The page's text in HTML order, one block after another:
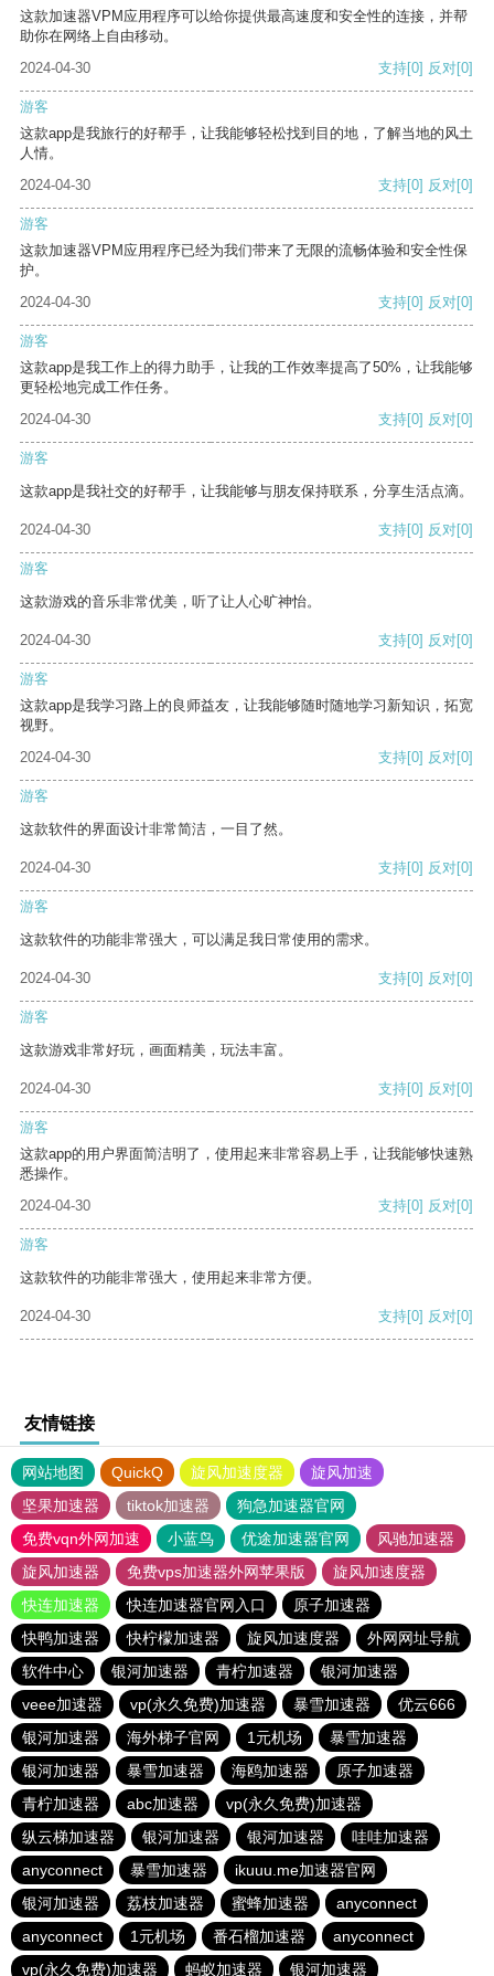
这款加速器VPM应用程序可以给你提供最高速度和安全性的连接，并帮
助你在网络上自由移动。
2024-04-30
支持[0] 反对[0]
游客
这款app是我旅行的好帮手，让我能够轻松找到目的地，了解当地的风土
人情。
2024-04-30
支持[0] 反对[0]
游客
这款加速器VPM应用程序已经为我们带来了无限的流畅体验和安全性保
护。
2024-04-30
支持[0] 反对[0]
游客
这款app是我工作上的得力助手，让我的工作效率提高了50%，让我能够
更轻松地完成工作任务。
2024-04-30
支持[0] 反对[0]
游客
这款app是我社交的好帮手，让我能够与朋友保持联系，分享生活点滴。
2024-04-30 支持[0] 反对[0]
游客
这款游戏的音乐非常优美，听了让人心旷神怡。
2024-04-30 支持[0] 反对[0]
游客
这款app是我学习路上的良师益友，让我能够随时随地学习新知识，拓宽
视野。
2024-04-30
支持[0] 反对[0]
游客
这款软件的界面设计非常简洁，一目了然。
2024-04-30 支持[0] 反对[0]
游客
这款软件的功能非常强大，可以满足我日常使用的需求。
2024-04-30 支持[0] 反对[0]
游客
这款游戏非常好玩，画面精美，玩法丰富。
2024-04-30 支持[0] 反对[0]
游客
这款app的用户界面简洁明了，使用起来非常容易上手，让我能够快速熟
悉操作。
2024-04-30
支持[0] 反对[0]
游客
这款软件的功能非常强大，使用起来非常方便。
2024-04-30 支持[0] 反对[0]
友情链接
网站地图 QuickQ 旋风加速度器
旋风加速
坚果加速器
tiktok加速器
狗急加速器官网
免费vqn外网加速
小蓝鸟 优途加速器官网
风驰加速器
旋风加速器
免费vps加速器外网苹果版
旋风加速度器
快连加速器
快连加速器官网入口
原子加速器
快鸭加速器
快柠檬加速器 旋风加速度器
外网网址导航
软件中心
银河加速器 青柠加速器
银河加速器
veee加速器
vp(永久免费)加速器 暴雪加速器
优云666
银河加速器
海外梯子官网 1元机场
暴雪加速器
银河加速器
暴雪加速器 海鸥加速器
原子加速器
青柠加速器
abc加速器
vp(永久免费)加速器
纵云梯加速器
银河加速器 银河加速器
哇哇加速器
anyconnect
暴雪加速器
ikuuu.me加速器官网
银河加速器
荔枝加速器 蜜蜂加速器
anyconnect
anyconnect
1元机场 番石榴加速器
anyconnect
vp(永久免费)加速器
蚂蚁加速器 银河加速器